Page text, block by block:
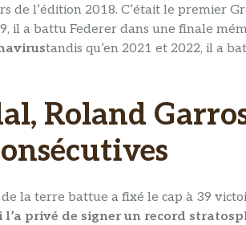
de l’édition 2018. C’était le premier
il a battu Federer dans une finale
tandis qu’en 2021 et 2022, il a
Roland
la terre battue a fixé le cap à 39
l’a privé de signer un record